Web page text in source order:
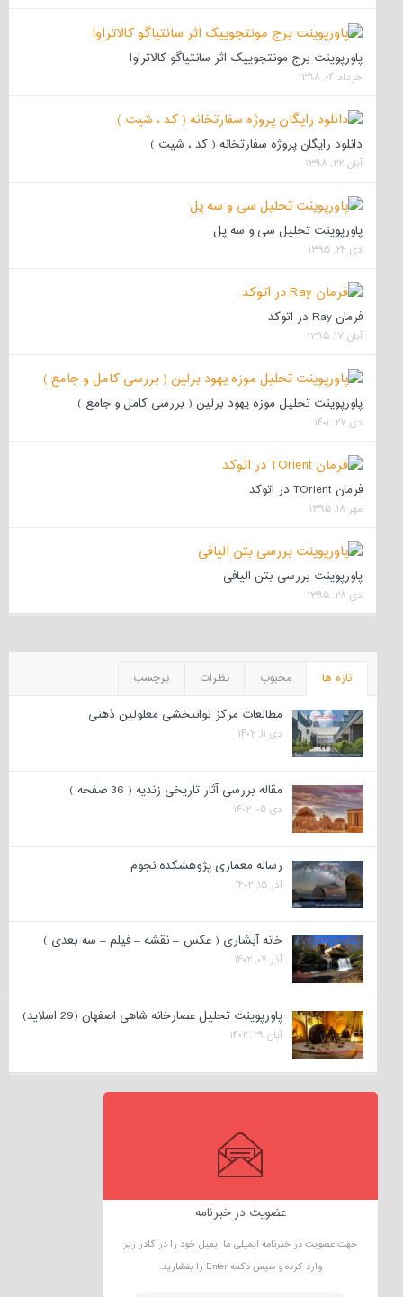
پاورپوینت برج مونتجوییک اثر سانتیاگو کالاتراوا
خرداد ۰۴, ۱۳۹۸
دانلود رایگان پروژه سفارتخانه ( کد ، شیت )
آبان ۲۲, ۱۳۹۸
پاورپوینت تحلیل سی و سه پل
دی ۲۴, ۱۳۹۵
فرمان Ray در اتوکد
آبان ۱۷, ۱۳۹۵
پاورپوینت تحلیل موزه یهود برلین ( بررسی کامل و جامع )
دی ۲۷, ۱۴۰۱
فرمان TOrient در اتوکد
مهر ۱۸, ۱۳۹۵
پاورپوینت بررسی بتن الیافی
دی ۲۸, ۱۳۹۵
تازه ها محبوب نظرات برچسب
مطالعات مرکز توانبخشی معلولین ذهنی
دی ۱۱, ۱۴۰۲
مقاله بررسی آثار تاریخی زندیه ( 36 صفحه )
دی ۰۵, ۱۴۰۲
رساله معماری پژوهشکده نجوم
آذر ۱۵, ۱۴۰۲
خانه آبشاری ( عکس – نقشه – فیلم – سه بعدی )
آذر ۰۷, ۱۴۰۲
پاورپوینت تحلیل عصارخانه شاهی اصفهان (29 اسلاید)
آبان ۲۹, ۱۴۰۲
عضویت در خبرنامه
جهت عضویت در خبرنامه ایمیلی ما ایمیل خود را در کادر زیر
وارد کرده و سپس دکمه Enter را بفشارید.